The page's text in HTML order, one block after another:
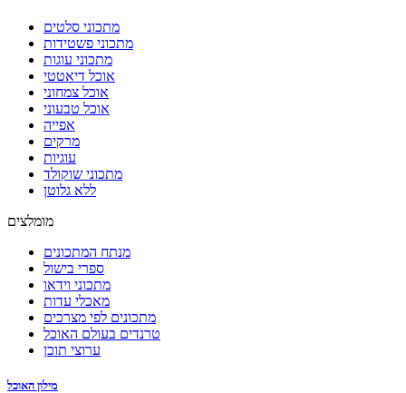
מתכוני סלטים
מתכוני פשטידות
מתכוני עוגות
אוכל דיאטטי
אוכל צמחוני
אוכל טבעוני
אפייה
מרקים
עוגיות
מתכוני שוקולד
ללא גלוטן
מומלצים
מנתח המתכונים
ספרי בישול
מתכוני וידאו
מאכלי עדות
מתכונים לפי מצרכים
טרנדים בעולם האוכל
ערוצי תוכן
מילון האוכל